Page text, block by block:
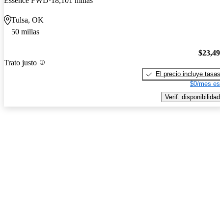
Tulsa, OK
50 millas
Trato justo
El precio incluye tasas
$0/mes
Verif. disponibilidad